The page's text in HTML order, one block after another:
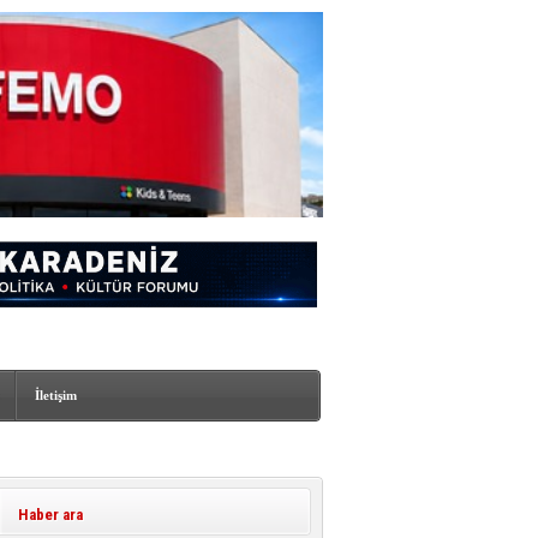
İletişim
Haber ara